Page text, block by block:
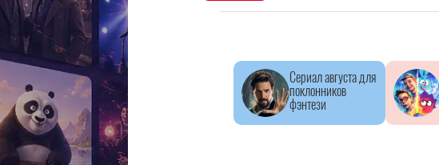
Сериал августа для
поклонников
фэнтези